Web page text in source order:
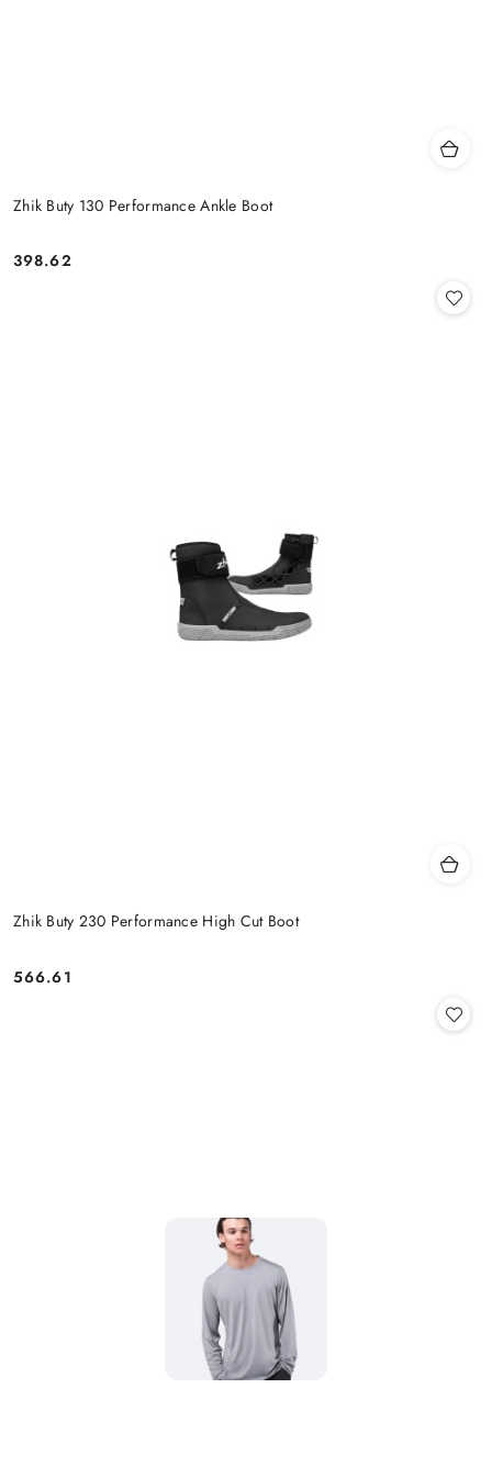
Zhik Buty 130 Performance Ankle Boot
Cena:
398.62
Zhik Buty 230 Performance High Cut Boot
Cena:
566.61